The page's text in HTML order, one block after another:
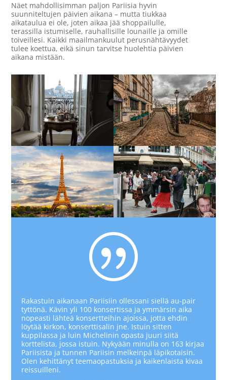
Näet mahdollisimman paljon Pariisia hyvin
suunniteltujen päivien aikana – mutta tiukkaa
aikataulua ei ole, joten aikaa jää shoppailulle,
terassilla istumiselle, rauhallisille lounaille ja omille
toiveillesi. Kaikki maailmankuulut perusnähtävyydet
tulee koettua, eikä sinun tarvitse huolehtia päivien
aikana mistään.
|
Rakastuin aikanaan Pariisiin ollessani siellä au-pair
tyttönä. Kävin yli 100 konsertissa ja ymmärsin aika
nopeasti lähteä konsertteihin ajoissa, jotta ehdin
löytää kirkon, konserttisalin jne. Istuin sitten
kuppilassa ja luin Michelinin opasta juuri siitä
korttelista, jossa istuin. Nykyään minulla on 163 kirjaa
Pariisista ja tunnen Pariisin melkeinpä läpikotaisin.
Olen kehittänyt teemaopastuksia ja kaikenlaista kivaa
reissuilleni.